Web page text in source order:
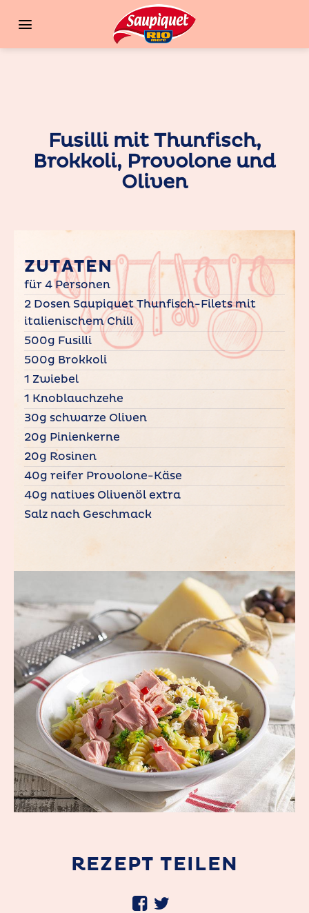
Inhalt
Fusilli mit Thunfisch,
Brokkoli, Provolone und
Oliven
ZUTATEN
für 4 Personen
2 Dosen Saupiquet Thunfisch-Filets mit
italienischem Chili
500g Fusilli
500g Brokkoli
1 Zwiebel
1 Knoblauchzehe
30g schwarze Oliven
20g Pinienkerne
20g Rosinen
40g reifer Provolone-Käse
40g natives Olivenöl extra
Salz nach Geschmack
REZEPT TEILEN